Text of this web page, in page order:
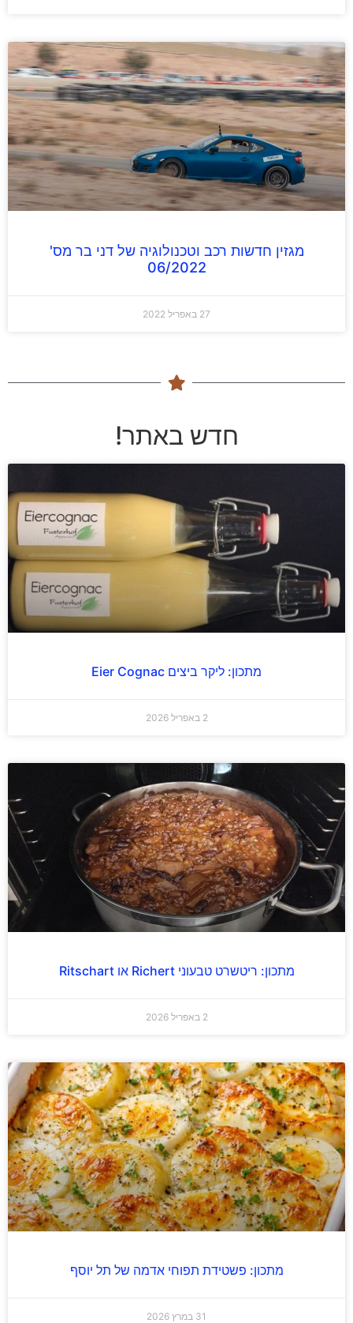
מגזין חדשות רכב וטכנולוגיה של דני בר מס'
06/2022
27 באפריל 2022
חדש באתר!
מתכון: ליקר ביצים Eier Cognac
2 באפריל 2026
מתכון: ריטשרט טבעוני Richert או Ritschart
2 באפריל 2026
מתכון: פשטידת תפוחי אדמה של תל יוסף
31 במרץ 2026